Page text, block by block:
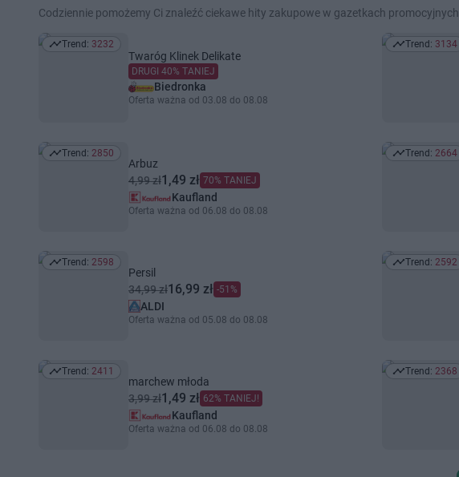
Codziennie pomożemy Ci znaleźć ciekawe hity zakupowe w gazetkach promocyjnych
Trend: 3232
Trend: 3232
Twaróg Klinek Delikate
DRUGI 40% TANIEJ
Biedronka
Oferta ważna od 03.08 do 08.08
Trend: 3134
Trend: 3134
Trend: 2850
Trend: 2850
Arbuz
4,99 zł1,49 zł 70% TANIEJ
Kaufland
Oferta ważna od 06.08 do 08.08
Trend: 2664
Trend: 2664
Trend: 2598
Trend: 2598
Persil
34,99 zł16,99 zł -51%
ALDI
Oferta ważna od 05.08 do 08.08
Trend: 2592
Trend: 2592
Trend: 2411
Trend: 2411
marchew młoda
3,99 zł1,49 zł 62% TANIEJ!
Kaufland
Oferta ważna od 06.08 do 08.08
Trend: 2368
Trend: 2368